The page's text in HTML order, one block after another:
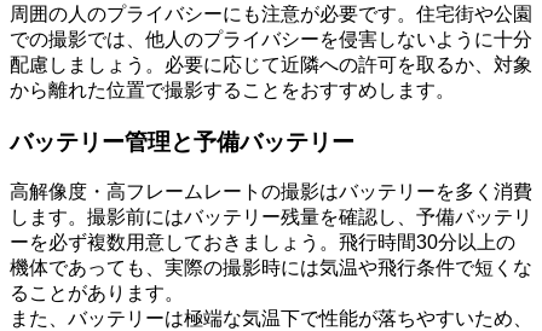
周囲の人のプライバシーにも注意が必要です。住宅街や公園
での撮影では、他人のプライバシーを侵害しないように十分
配慮しましょう。必要に応じて近隣への許可を取るか、対象
から離れた位置で撮影することをおすすめします。
バッテリー管理と予備バッテリー
高解像度・高フレームレートの撮影はバッテリーを多く消費
します。撮影前にはバッテリー残量を確認し、予備バッテリ
ーを必ず複数用意しておきましょう。飛行時間30分以上の
機体であっても、実際の撮影時には気温や飛行条件で短くな
ることがあります。
また、バッテリーは極端な気温下で性能が落ちやすいため、